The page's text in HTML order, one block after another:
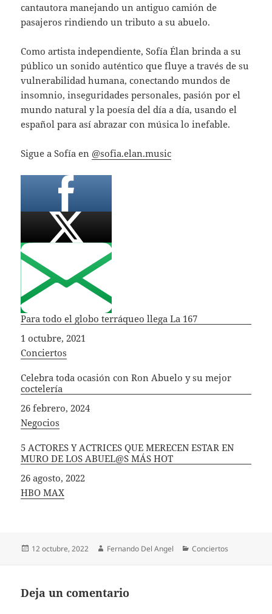
cantautora manejando un antiguo camión de
pasajeros rindiendo un tributo a su abuelo.
Como artista independiente, Sofía Élan brinda a su
público un sonido auténtico que fluye a través de su
vulnerabilidad humana, conectando mundos de
insomnio, inseguridades personales, pasión por el
mundo natural y la poesía del día a día, usando el
español para así abrazar con música lo inefable.
Sigue a Sofía en @sofia.elan.music
Para todo el globo terráqueo llega La 167
Fecha
1 octubre, 2021
In relation to
Conciertos
Celebra toda ocasión con Ron Abuelo y su mejor
coctelería
Fecha
26 febrero, 2024
In relation to
Negocios
5 ACTORES Y ACTRICES QUE MERECEN ESTAR EN
MURO DE LOS ABUEL@S MÁS HOT
Fecha
26 agosto, 2022
In relation to
HBO MAX
Publicado
12 octubre, 2022 Autor
Fernando Del Angel Categorías
Conciertos
Deja un comentario